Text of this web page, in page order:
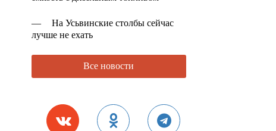
—
На Усьвинские столбы сейчас
лучше не ехать
Все новости